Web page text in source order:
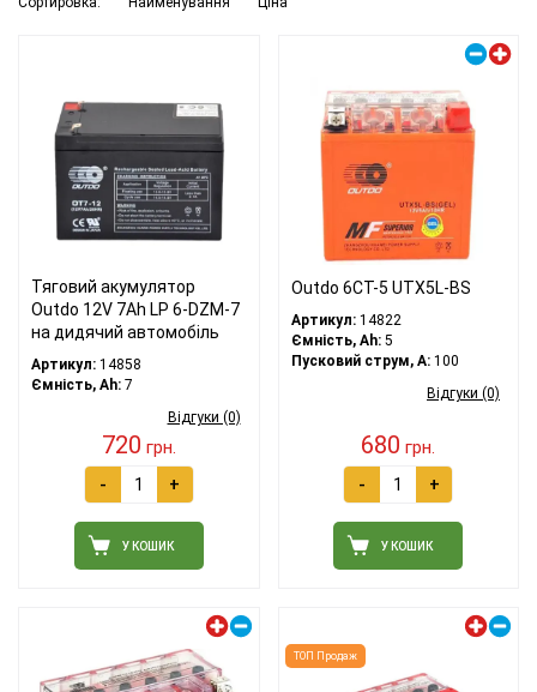
Тяговий акумулятор
Outdo 12V 7Ah LP 6-DZM-7
на дидячий автомобіль
Артикул: 14858
Ємність, Ah: 7
Відгуки (0)
720 грн.
- +
У КОШИК
Outdo 6СТ-5 UTX5L-BS
Артикул:14822
Ємність, Ah:5
Пусковий струм, A:100
Відгуки (0)
680 грн.
- +
У КОШИК
ТОП Продаж